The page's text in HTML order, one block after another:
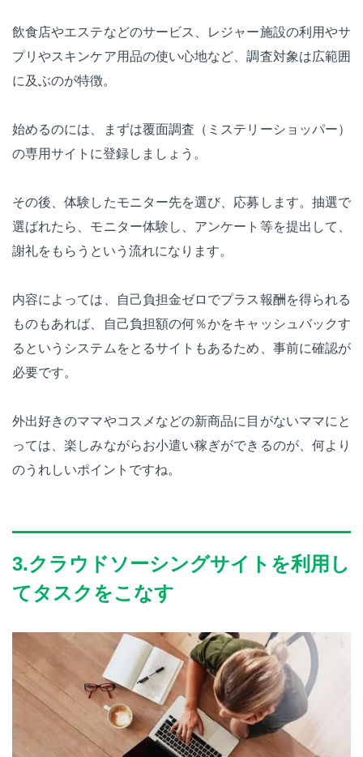
飲食店やエステなどのサービス、レジャー施設の利用やサ
プリやスキンケア用品の使い心地など、調査対象は広範囲
に及ぶのが特徴。
始めるのには、まずは覆面調査（ミステリーショッパー）
の専用サイトに登録しましょう。
その後、体験したモニター先を選び、応募します。抽選で
選ばれたら、モニター体験し、アンケート等を提出して、
謝礼をもらうという流れになります。
内容によっては、自己負担金ゼロでプラス報酬を得られる
ものもあれば、自己負担額の何％かをキャッシュバックす
るというシステムをとるサイトもあるため、事前に確認が
必要です。
外出好きのママやコスメなどの新商品に目がないママにと
っては、楽しみながらお小遣い稼ぎができるのが、何より
のうれしいポイントですね。
3.クラウドソーシングサイトを利用し
てタスクをこなす